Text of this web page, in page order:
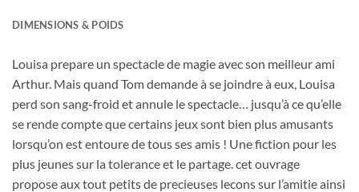
DIMENSIONS & POIDS
Louisa prepare un spectacle de magie avec son meilleur ami
Arthur. Mais quand Tom demande à se joindre à eux, Louisa
perd son sang-froid et annule le spectacle… jusqu’à ce qu’elle
se rende compte que certains jeux sont bien plus amusants
lorsqu’on est entoure de tous ses amis ! Une fiction pour les
plus jeunes sur la tolerance et le partage. cet ouvrage
propose aux tout petits de precieuses lecons sur l’amitie ainsi